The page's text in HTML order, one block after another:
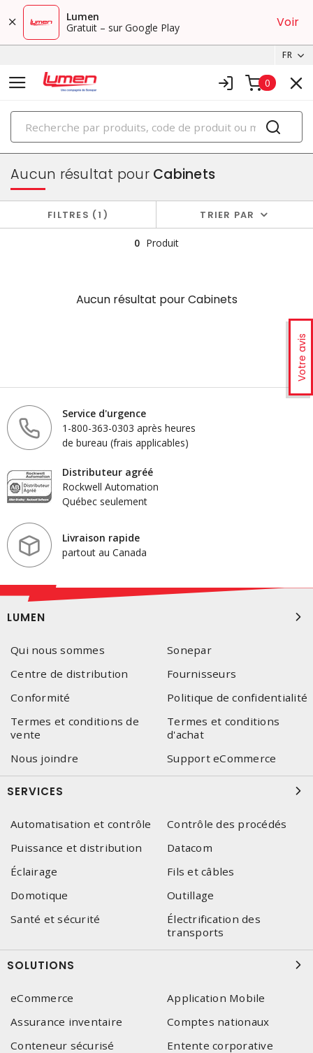
Lumen
Gratuit – sur Google Play
Voir
FR
0
PRODUITS
boîtiers et cabinets
Votre avis
Aucun résultat pourCabinets
FILTRES 1 TRIER PAR
0 Produit
Aucun résultat pourCabinets
Service d'urgence
1-800-363-0303 après heures
de bureau (frais applicables)
Distributeur agréé
Rockwell Automation
Québec seulement
Livraison rapide
partout au Canada
LUMEN
Qui nous sommes
Sonepar
Centre de distribution
Fournisseurs
Conformité
Politique de confidentialité
Termes et conditions de
vente
Termes et conditions
d'achat
Nous joindre
Support eCommerce
SERVICES
Automatisation et contrôle
Contrôle des procédés
Puissance et distribution
Datacom
Éclairage
Fils et câbles
Domotique
Outillage
Santé et sécurité
Électrification des
transports
SOLUTIONS
eCommerce
Application Mobile
Assurance inventaire
Comptes nationaux
Conteneur sécurisé
Entente corporative